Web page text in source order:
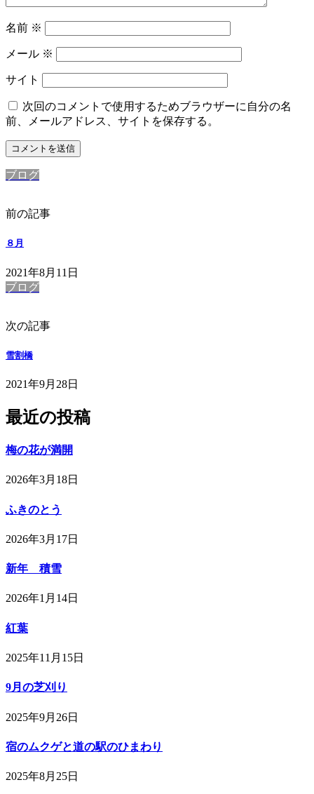
名前 ※
メール ※
サイト
次回のコメントで使用するためブラウザーに自分の名
前、メールアドレス、サイトを保存する。
ブログ
前の記事
８月
2021年8月11日
ブログ
次の記事
雪割橋
2021年9月28日
最近の投稿
梅の花が満開
2026年3月18日
ふきのとう
2026年3月17日
新年 積雪
2026年1月14日
紅葉
2025年11月15日
9月の芝刈り
2025年9月26日
宿のムクゲと道の駅のひまわり
2025年8月25日